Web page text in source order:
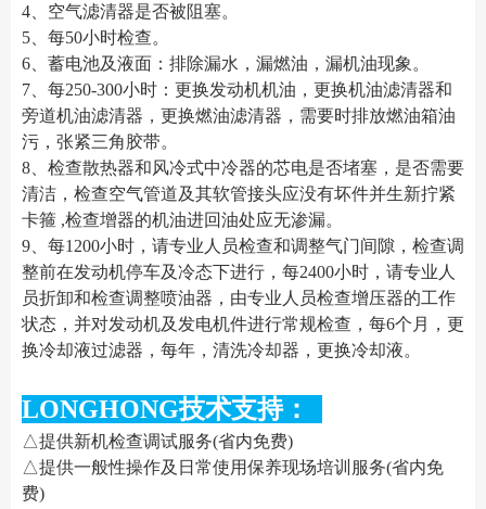
4、空气滤清器是否被阻塞。
5、每50小时检查。
6、蓄电池及液面：排除漏水，漏燃油，漏机油现象。
7、每250-300小时：更换发动机机油，更换机油滤清器和
旁道机油滤清器，更换燃油滤清器，需要时排放燃油箱油
污，张紧三角胶带。
8、检查散热器和风冷式中冷器的芯电是否堵塞，是否需要
清洁，检查空气管道及其软管接头应没有坏件并生新拧紧
卡箍 ,检查增器的机油进回油处应无渗漏。
9、每1200小时，请专业人员检查和调整气门间隙，检查调
整前在发动机停车及冷态下进行，每2400小时，请专业人
员折卸和检查调整喷油器，由专业人员检查增压器的工作
状态，并对发动机及发电机件进行常规检查，每6个月，更
换冷却液过滤器，每年，清洗冷却器，更换冷却液。
LONGHONG技术支持：
△提供新机检查调试服务(省内免费)
△提供一般性操作及日常使用保养现场培训服务(省内免
费)